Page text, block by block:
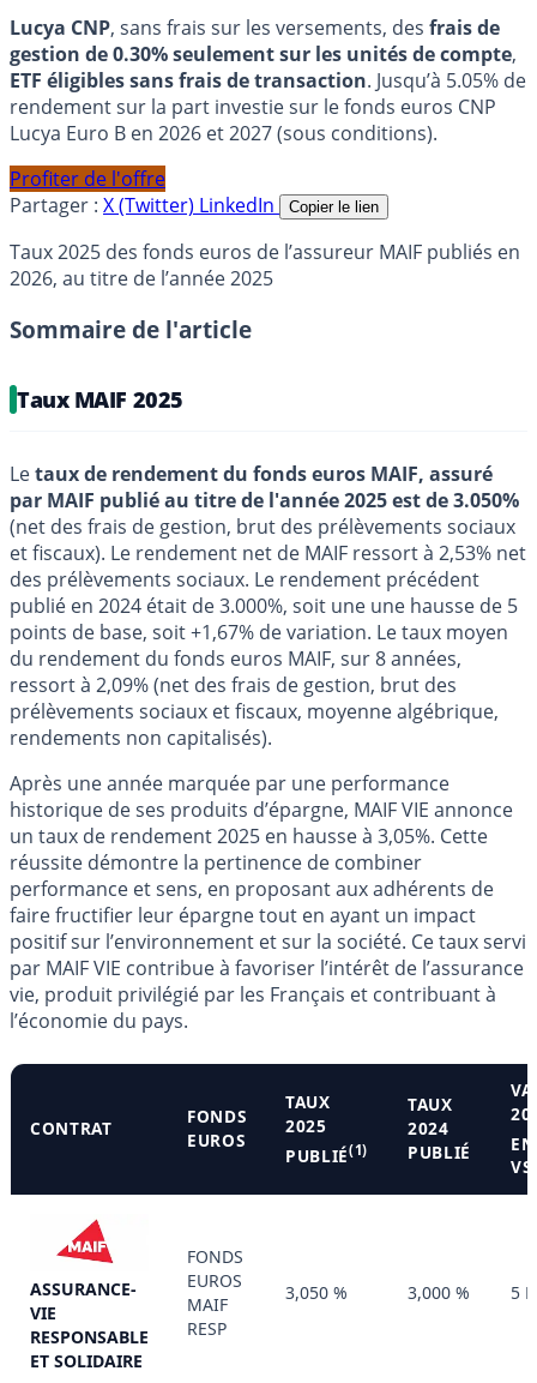
Lucya CNP, sans frais sur les versements, des frais de
gestion de 0.30% seulement sur les unités de compte,
ETF éligibles sans frais de transaction. Jusqu’à 5.05% de
rendement sur la part investie sur le fonds euros CNP
Lucya Euro B en 2026 et 2027 (sous conditions).
Profiter de l'offre
Partager : X (Twitter) LinkedIn Copier le lien
Taux 2025 des fonds euros de l’assureur MAIF publiés en
2026, au titre de l’année 2025
Sommaire de l'article
Taux MAIF 2025
Letaux de rendement du fonds euros MAIF, assuré
par MAIF publié au titre de l'année 2025 est de 3.050%
(net des frais de gestion, brut des prélèvements sociaux
et fiscaux). Le rendement net de MAIF ressort à 2,53% net
des prélèvements sociaux. Le rendement précédent
publié en 2024 était de 3.000%, soit une une hausse de 5
points de base, soit +1,67% de variation. Le taux moyen
du rendement du fonds euros MAIF, sur 8 années,
ressort à 2,09% (net des frais de gestion, brut des
prélèvements sociaux et fiscaux, moyenne algébrique,
rendements non capitalisés).
Après une année marquée par une performance
historique de ses produits d’épargne, MAIF VIE annonce
un taux de rendement 2025 en hausse à 3,05%. Cette
réussite démontre la pertinence de combiner
performance et sens, en proposant aux adhérents de
faire fructifier leur épargne tout en ayant un impact
positif sur l’environnement et sur la société. Ce taux servi
par MAIF VIE contribue à favoriser l’intérêt de l’assurance
vie, produit privilégié par les Français et contribuant à
l’économie du pays.
CONTRAT
FONDS
EUROS
TAUX
2025
PUBLIÉ(1)
TAUX
2024
PUBLIÉ
ASSURANCE-
VIE
RESPONSABLE
ET SOLIDAIRE
FONDS
EUROS
MAIF
RESP
3,050 % 3,000 % 5